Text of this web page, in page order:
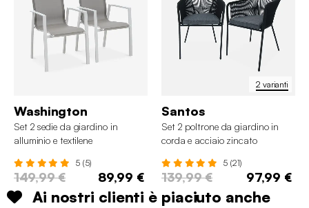
Washington
Set 2 sedie da giardino in
alluminio e textilene
5 (5)
149,99 € 89,99 €
2 varianti
Santos
Set 2 poltrone da giardino in
corda e acciaio zincato
5 (21)
139,99 € 97,99 €
Ai nostri clienti è piaciuto anche